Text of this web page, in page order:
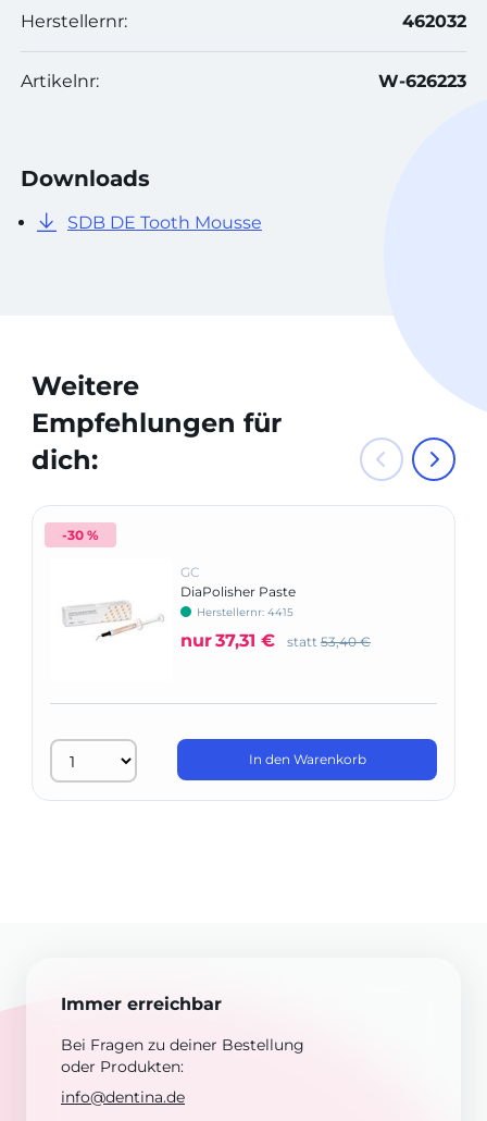
Herstellernr: 462032
Artikelnr: W-626223
Downloads
SDB DE Tooth Mousse
Weitere
Empfehlungen für
dich:
-30 %
GC
DiaPolisher Paste
Herstellernr: 4415
nur37,31 € statt 53,40 €
In den Warenkorb
Immer erreichbar
Bei Fragen zu deiner Bestellung
oder Produkten:
info@dentina.de